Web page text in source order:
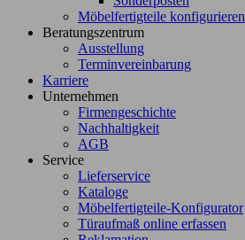
Möbelfertigteile konfigurieren
Beratungszentrum
Ausstellung
Terminvereinbarung
Karriere
Unternehmen
Firmengeschichte
Nachhaltigkeit
AGB
Service
Lieferservice
Kataloge
Möbelfertigteile-Konfigurator
Türaufmaß online erfassen